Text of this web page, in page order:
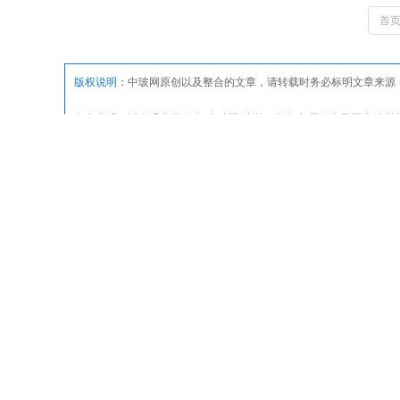
首页
版权说明： 中玻网原创以及整合的文章，请转载时务必标明文章来源